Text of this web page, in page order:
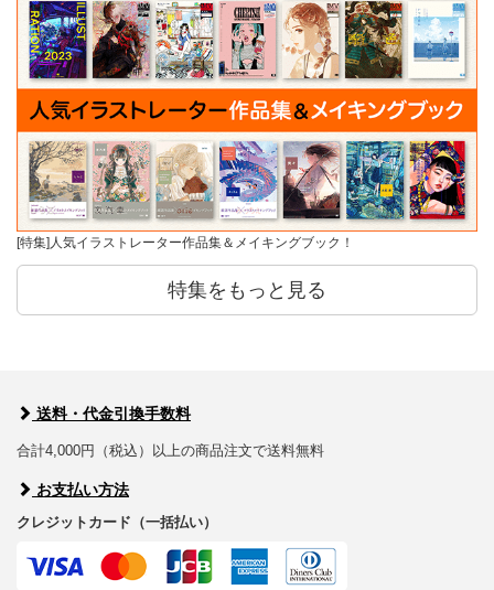
[特集]人気イラストレーター作品集＆メイキングブック！
特集をもっと見る
送料・代金引換手数料
合計4,000円（税込）以上の商品注文で送料無料
お支払い方法
クレジットカード（一括払い）